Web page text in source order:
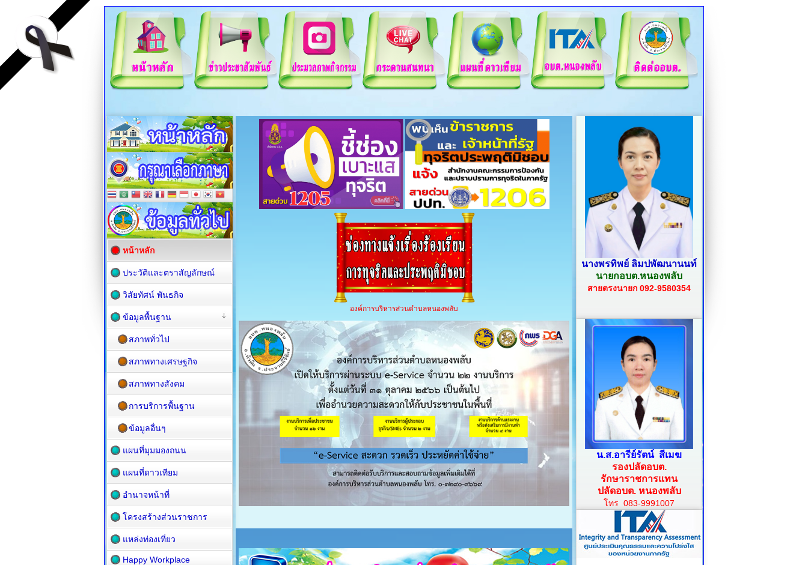
องค์การบริหารส่วนตำบลหนองพลับ
หน้าหลัก
ประวัติและตราสัญลักษณ์
วิสัยทัศน์ พันธกิจ
ข้อมูลพื้นฐาน
สภาพทั่วไป
สภาพทางเศรษฐกิจ
สภาพทางสังคม
การบริการพื้นฐาน
ข้อมูลอื่นๆ
แผนที่มุมมองถนน
แผนที่ดาวเทียม
อำนาจหน้าที่
โครงสร้างส่วนราชการ
แหล่งท่องเที่ยว
Happy Workplace
นางพรทิพย์ ลิมปพัฒนานนท์
นายกอบต.หนองพลับ
สายตรงนายก 092-9580354
น.ส.อารีย์รัตน์ สีเมฆ
รองปลัดอบต.
รักษาราชการแทน
ปลัดอบต. หนองพลับ
โทร 083-9991007